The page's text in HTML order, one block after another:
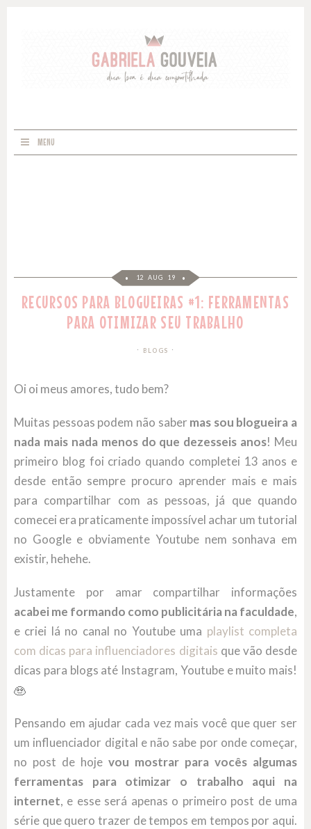
MENU
12 AUG 19
RECURSOS PARA BLOGUEIRAS #1: FERRAMENTAS
PARA OTIMIZAR SEU TRABALHO
BLOGS
Oi oi meus amores, tudo bem?
Muitas pessoas podem não saber mas sou blogueira a
nada mais nada menos do que dezesseis anos! Meu
primeiro blog foi criado quando completei 13 anos e
desde então sempre procuro aprender mais e mais
para compartilhar com as pessoas, já que quando
comecei era praticamente impossível achar um tutorial
no Google e obviamente Youtube nem sonhava em
existir, hehehe.
Justamente por amar compartilhar informações
acabei me formando como publicitária na faculdade,
e criei lá no canal no Youtube uma playlist completa
com dicas para influenciadores digitais que vão desde
dicas para blogs até Instagram, Youtube e muito mais!
Pensando em ajudar cada vez mais você que quer ser
um influenciador digital e não sabe por onde começar,
no post de hoje vou mostrar para vocês algumas
ferramentas para otimizar o trabalho aqui na
internet, e esse será apenas o primeiro post de uma
série que quero trazer de tempos em tempos por aqui.